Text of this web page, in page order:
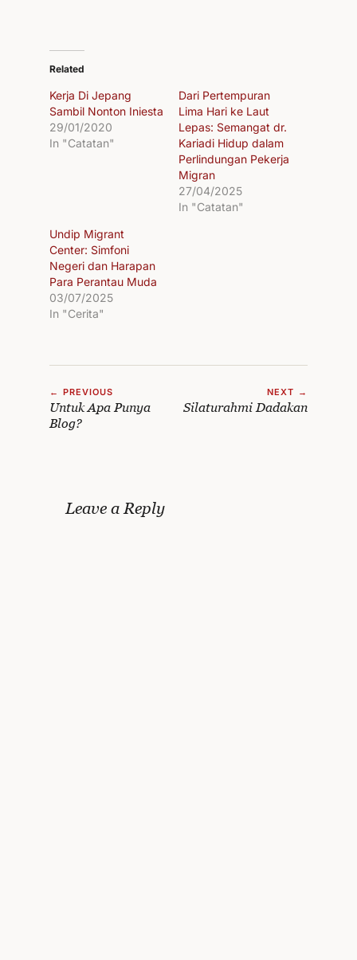
Related
Kerja Di Jepang
Sambil Nonton Iniesta
29/01/2020
In "Catatan"
Dari Pertempuran
Lima Hari ke Laut
Lepas: Semangat dr.
Kariadi Hidup dalam
Perlindungan Pekerja
Migran
27/04/2025
In "Catatan"
Undip Migrant
Center: Simfoni
Negeri dan Harapan
Para Perantau Muda
03/07/2025
In "Cerita"
← PREVIOUS
Untuk Apa Punya
Blog?
NEXT →
Silaturahmi Dadakan
Leave a Reply